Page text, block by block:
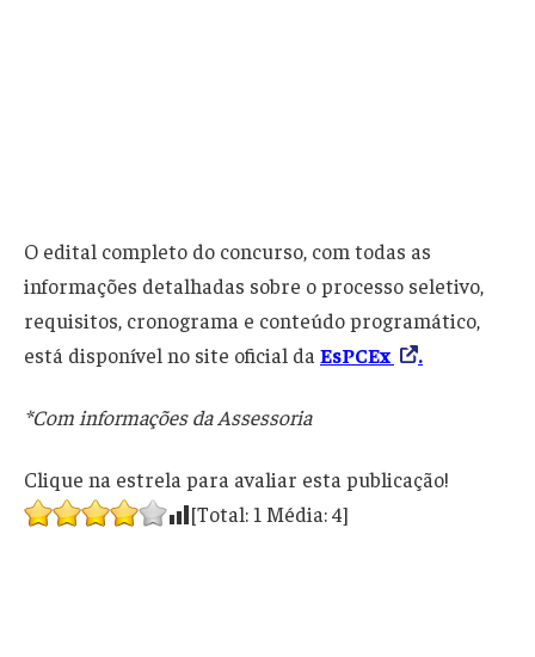
O edital completo do concurso, com todas as
informações detalhadas sobre o processo seletivo,
requisitos, cronograma e conteúdo programático,
está disponível no site oficial da EsPCEx .
*Com informações da Assessoria
Clique na estrela para avaliar esta publicação!
[Total: 1 Média:4]